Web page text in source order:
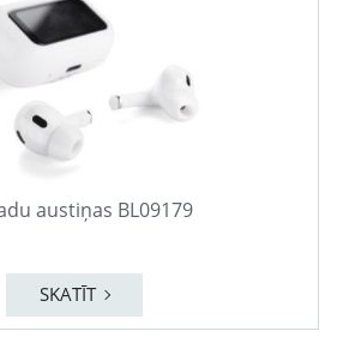
austiņas BL09179
SKATĪT